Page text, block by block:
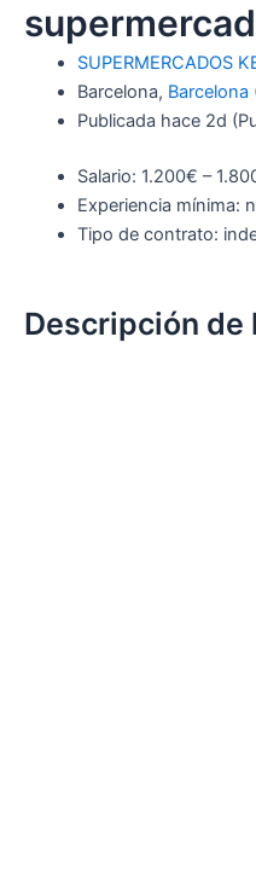
SUPERMERCADOS
Barcelona, Barcelona
Publicada hace 2d
Salario: 1.200€ –
Experiencia mínima:
Tipo de contrato:
Descripción de